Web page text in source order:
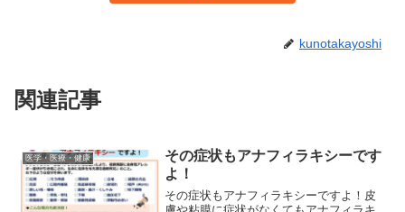
kunotakayoshi
関連記事
医学・医療・健康
その症状もアナフィラキシーです
よ！
その症状もアナフィラキシーですよ！皮